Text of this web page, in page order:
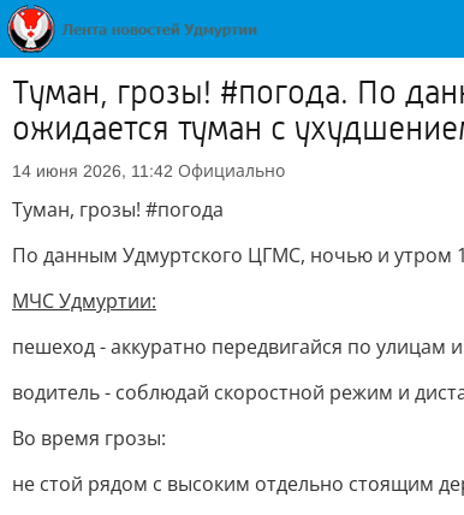
Туман, грозы! #погода. По
ожидается туман с
14 июня 2026, 11:42 Официально
Туман, грозы! #погода
По данным Удмуртского ЦГМС, ночью и утром
МЧС Удмуртии:
пешеход - аккуратно передвигайся по
водитель - соблюдай скоростной режим и
Во время грозы:
не стой рядом с высоким отдельно стоящим